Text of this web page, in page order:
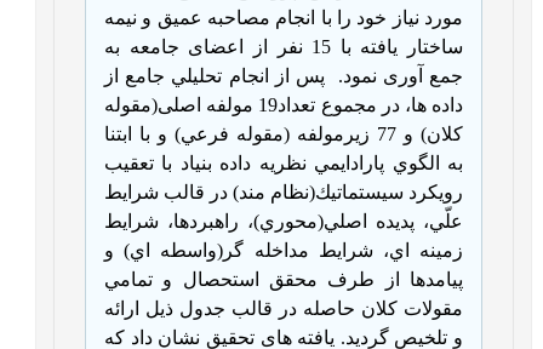
مورد نیاز خود را با انجام مصاحبه عمیق و نیمه
ساختار یافته با 15 نفر از اعضای جامعه به
جمع آوری نمود.
پس از انجام تحليلي جامع از
داده ها، در مجموع تعداد19 مولفه اصلی(مقوله
كلان) و 77 زیرمولفه (مقوله فرعي) و با ابتنا
به الگوي پارادايمي نظريه داده بنياد با تعقيب
رويكرد سيستماتيك(نظام مند) در قالب شرايط
علّي، پديده اصلي(محوري)، راهبردها، شرايط
زمينه اي، شرايط مداخله گر(واسطه اي) و
پيامدها از طرف محقق استحصال و تمامي
مقولات كلان حاصله در قالب جدول ذيل ارائه
و تلخيص گرديد. یافته های تحقیق نشان داد که